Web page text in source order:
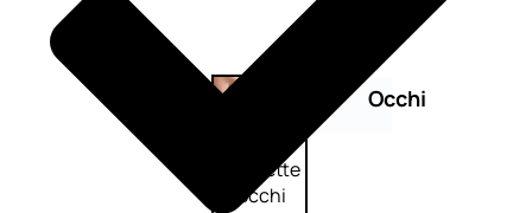
Occhi
Palette
occhi